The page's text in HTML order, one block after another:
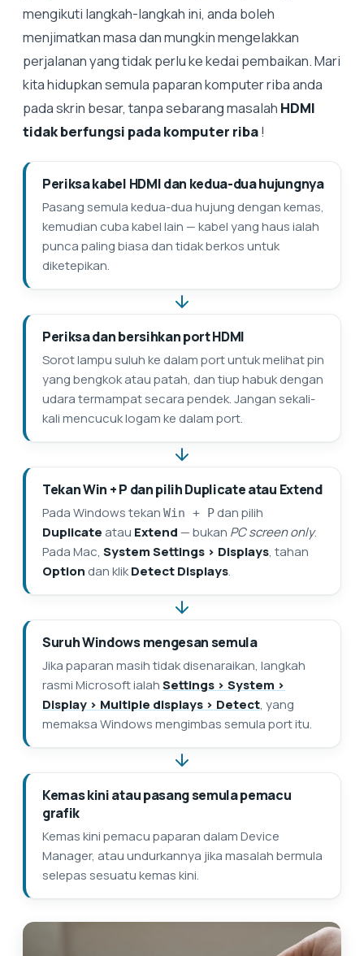
mengikuti langkah-langkah ini, anda boleh
menjimatkan masa dan mungkin mengelakkan
perjalanan yang tidak perlu ke kedai pembaikan. Mari
kita hidupkan semula paparan komputer riba anda
pada skrin besar, tanpa sebarang masalah HDMI
tidak berfungsi pada komputer riba!
Periksa kabel HDMI dan kedua-dua hujungnya
Pasang semula kedua-dua hujung dengan kemas,
kemudian cuba kabel lain — kabel yang haus ialah
punca paling biasa dan tidak berkos untuk
diketepikan.
Periksa dan bersihkan port HDMI
Sorot lampu suluh ke dalam port untuk melihat pin
yang bengkok atau patah, dan tiup habuk dengan
udara termampat secara pendek. Jangan sekali-
kali mencucuk logam ke dalam port.
Tekan Win + P dan pilih Duplicate atau Extend
Pada Windows tekan Win + P dan pilih
Duplicate atau Extend — bukan PC screen only.
Pada Mac, System Settings > Displays, tahan
Option dan klikDetect Displays.
Suruh Windows mengesan semula
Jika paparan masih tidak disenaraikan, langkah
rasmi Microsoft ialahSettings > System >
Display > Multiple displays > Detect, yang
memaksa Windows mengimbas semula port itu.
Kemas kini atau pasang semula pemacu
grafik
Kemas kini pemacu paparan dalam Device
Manager, atau undurkannya jika masalah bermula
selepas sesuatu kemas kini.